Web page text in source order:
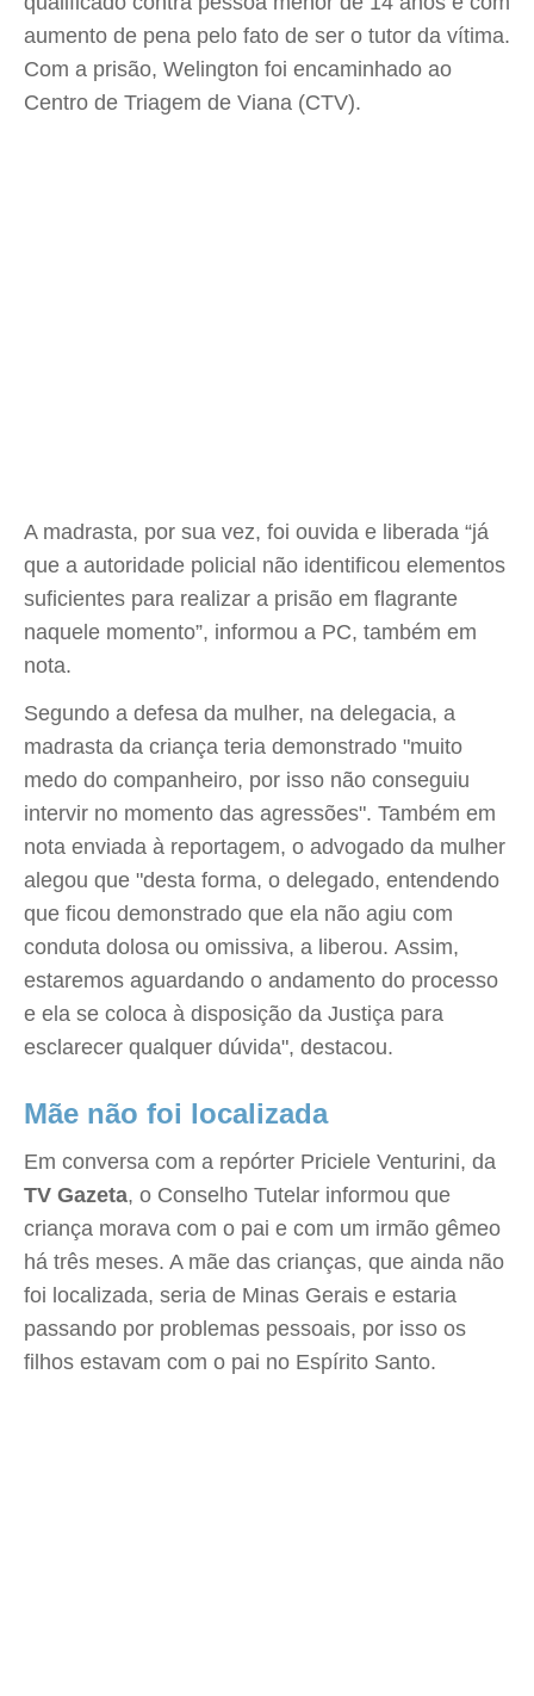
aumento de pena pelo fato de ser o tutor da vítima.
Com a prisão, Welington foi encaminhado ao
Centro de Triagem de Viana (CTV).
A madrasta, por sua vez, foi ouvida e liberada “já
que a autoridade policial não identificou elementos
suficientes para realizar a prisão em flagrante
naquele momento”, informou a PC, também em
nota.
Segundo a defesa da mulher, na delegacia, a
madrasta da criança teria demonstrado "muito
medo do companheiro, por isso não conseguiu
intervir no momento das agressões". Também em
nota enviada à reportagem, o advogado da mulher
alegou que "desta forma, o delegado, entendendo
que ficou demonstrado que ela não agiu com
conduta dolosa ou omissiva, a liberou. Assim,
estaremos aguardando o andamento do processo
e ela se coloca à disposição da Justiça para
esclarecer qualquer dúvida", destacou.
Mãe não foi localizada
Em conversa com a repórter Priciele Venturini, da
TV Gazeta, o Conselho Tutelar informou que
criança morava com o pai e com um irmão gêmeo
há três meses. A mãe das crianças, que ainda não
foi localizada, seria de Minas Gerais e estaria
passando por problemas pessoais, por isso os
filhos estavam com o pai no Espírito Santo.